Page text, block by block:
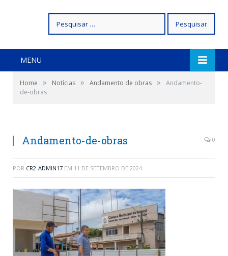
por:
MENU
Home » Notícias » Andamento de obras »
Andamento-
de-obras
Andamento-de-obras 0
POR CR2-ADMIN17 EM 11 DE SETEMBRO DE 2024